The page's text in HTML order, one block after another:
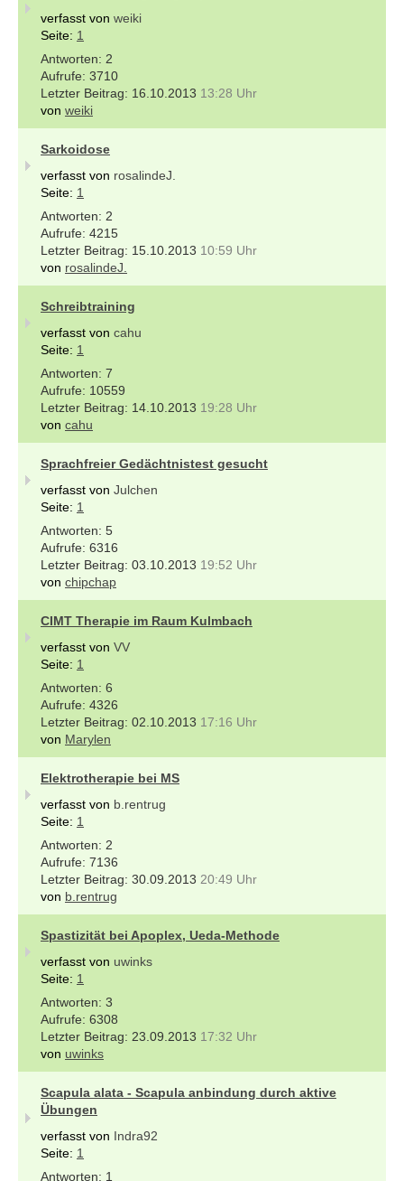
verfasst von weiki
Seite: 1
2
3710
16.10.2013 13:28 Uhr
von weiki
Sarkoidose
verfasst von rosalindeJ.
Seite: 1
2
4215
15.10.2013 10:59 Uhr
von rosalindeJ.
Schreibtraining
verfasst von cahu
Seite: 1
7
10559
14.10.2013 19:28 Uhr
von cahu
Sprachfreier Gedächtnistest gesucht
verfasst von Julchen
Seite: 1
5
6316
03.10.2013 19:52 Uhr
von chipchap
CIMT Therapie im Raum Kulmbach
verfasst von VV
Seite: 1
6
4326
02.10.2013 17:16 Uhr
von Marylen
Elektrotherapie bei MS
verfasst von b.rentrug
Seite: 1
2
7136
30.09.2013 20:49 Uhr
von b.rentrug
Spastizität bei Apoplex, Ueda-Methode
verfasst von uwinks
Seite: 1
3
6308
23.09.2013 17:32 Uhr
von uwinks
Scapula alata - Scapula anbindung durch aktive
Übungen
verfasst von Indra92
Seite: 1
1